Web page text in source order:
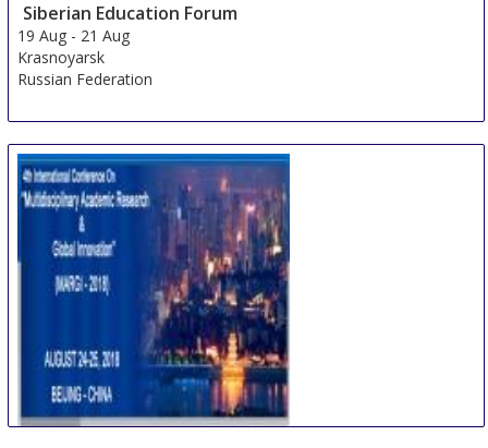
Siberian Education Forum
19 Aug - 21 Aug
Krasnoyarsk
Russian Federation